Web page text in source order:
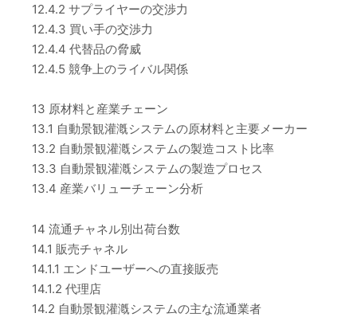
12.4.2 サプライヤーの交渉力
12.4.3 買い手の交渉力
12.4.4 代替品の脅威
12.4.5 競争上のライバル関係
13 原材料と産業チェーン
13.1 自動景観灌漑システムの原材料と主要メーカー
13.2 自動景観灌漑システムの製造コスト比率
13.3 自動景観灌漑システムの製造プロセス
13.4 産業バリューチェーン分析
14 流通チャネル別出荷台数
14.1 販売チャネル
14.1.1 エンドユーザーへの直接販売
14.1.2 代理店
14.2 自動景観灌漑システムの主な流通業者